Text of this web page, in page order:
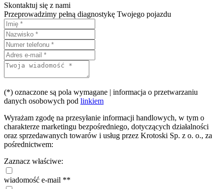
Skontaktuj się z nami
Przeprowadzimy pełną diagnostykę Twojego pojazdu
(*) oznaczone są pola wymagane | informacja o przetwarzaniu
danych osobowych pod linkiem
Wyrażam zgodę na przesyłanie informacji handlowych, w tym o
charakterze marketingu bezpośredniego, dotyczących działalności
oraz sprzedawanych towarów i usług przez Krotoski Sp. z o. o., za
pośrednictwem:
Zaznacz właściwe:
wiadomość e-mail **